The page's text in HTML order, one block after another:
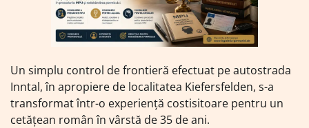
Un simplu control de frontieră efectuat pe autostrada
Inntal, în apropiere de localitatea Kiefersfelden, s-a
transformat într-o experiență costisitoare pentru un
cetățean român în vârstă de 35 de ani.